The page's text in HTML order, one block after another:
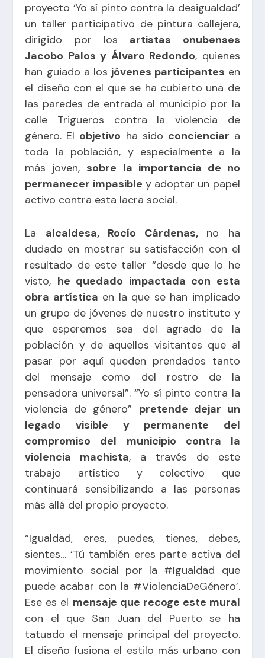
proyecto ‘Yo sí pinto contra la desigualdad’
un taller participativo de pintura callejera,
dirigido por los artistas onubenses
Jacobo Palos y Álvaro Redondo, quienes
han guiado a los jóvenes participantes en
el diseño con el que se ha cubierto una de
las paredes de entrada al municipio por la
calle Trigueros contra la violencia de
género. El objetivo ha sido concienciar a
toda la población, y especialmente a la
más joven, sobre la importancia de no
permanecer impasible y adoptar un papel
activo contra esta lacra social.
La alcaldesa, Rocío Cárdenas, no ha
dudado en mostrar su satisfacción con el
resultado de este taller “desde que lo he
visto, he quedado impactada con esta
obra artística en la que se han implicado
un grupo de jóvenes de nuestro instituto y
que esperemos sea del agrado de la
población y de aquellos visitantes que al
pasar por aquí queden prendados tanto
del mensaje como del rostro de la
pensadora universal”. “Yo sí pinto contra la
violencia de género” pretende dejar un
legado visible y permanente del
compromiso del municipio contra la
violencia machista, a través de este
trabajo artístico y colectivo que
continuará sensibilizando a las personas
más allá del propio proyecto.
“Igualdad, eres, puedes, tienes, debes,
sientes… ‘Tú también eres parte activa del
movimiento social por la #Igualdad que
puede acabar con la #ViolenciaDeGénero’.
Ese es el mensaje que recoge este mural
con el que San Juan del Puerto se ha
tatuado el mensaje principal del proyecto.
El diseño fusiona el estilo más urbano con